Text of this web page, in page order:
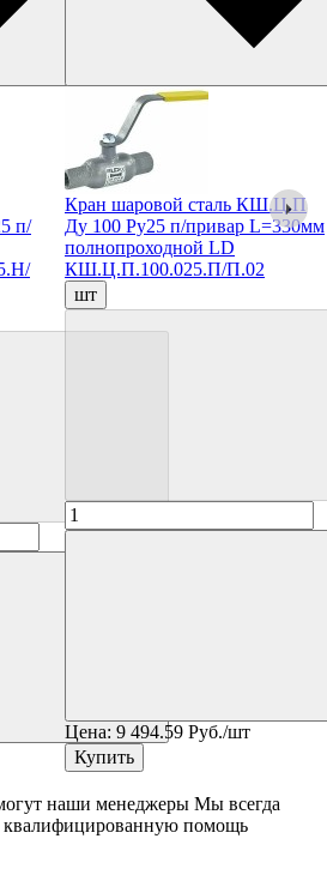
п/
Кран шаровой сталь КШ.Ц.П
Ду 100 Ру25 п/привар L=330мм
полнопроходной LD
КШ.Ц.П.100.025.П/П.02
шт
Цена: 9 494.59 Руб./шт
Купить
наши менеджеры Мы всегда
квалифицированную помощь